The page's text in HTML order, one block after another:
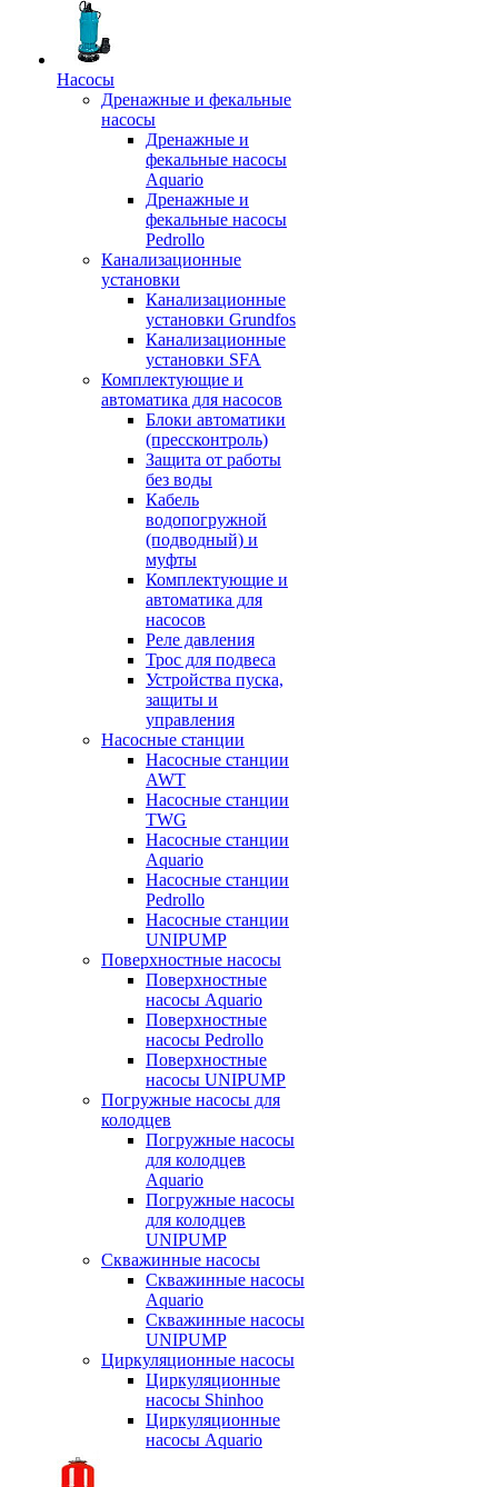
Насосы
Дренажные и фекальные
насосы
Дренажные и
фекальные насосы
Aquario
Дренажные и
фекальные насосы
Pedrollo
Канализационные
установки
Канализационные
установки Grundfos
Канализационные
установки SFA
Комплектующие и
автоматика для насосов
Блоки автоматики
(прессконтроль)
Защита от работы
без воды
Кабель
водопогружной
(подводный) и
муфты
Комплектующие и
автоматика для
насосов
Реле давления
Трос для подвеса
Устройства пуска,
защиты и
управления
Насосные станции
Насосные станции
AWT
Насосные станции
TWG
Насосные станции
Aquario
Насосные станции
Pedrollo
Насосные станции
UNIPUMP
Поверхностные насосы
Поверхностные
насосы Aquario
Поверхностные
насосы Pedrollo
Поверхностные
насосы UNIPUMP
Погружные насосы для
колодцев
Погружные насосы
для колодцев
Aquario
Погружные насосы
для колодцев
UNIPUMP
Скважинные насосы
Скважинные насосы
Aquario
Скважинные насосы
UNIPUMP
Циркуляционные насосы
Циркуляционные
насосы Shinhoo
Циркуляционные
насосы Aquario